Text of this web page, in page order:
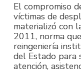
El compromiso
víctimas de
materializó con
2011, norma
reingeniería
del Estado para
atención,